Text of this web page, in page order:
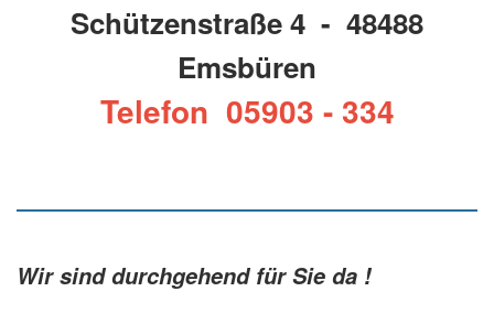
Schützenstraße 4 - 48488
Emsbüren
Telefon 05903 - 334
Wir sind durchgehend für Sie da !